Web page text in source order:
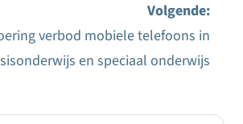
Volgende:
verbod mobiele telefoons in
en speciaal onderwijs